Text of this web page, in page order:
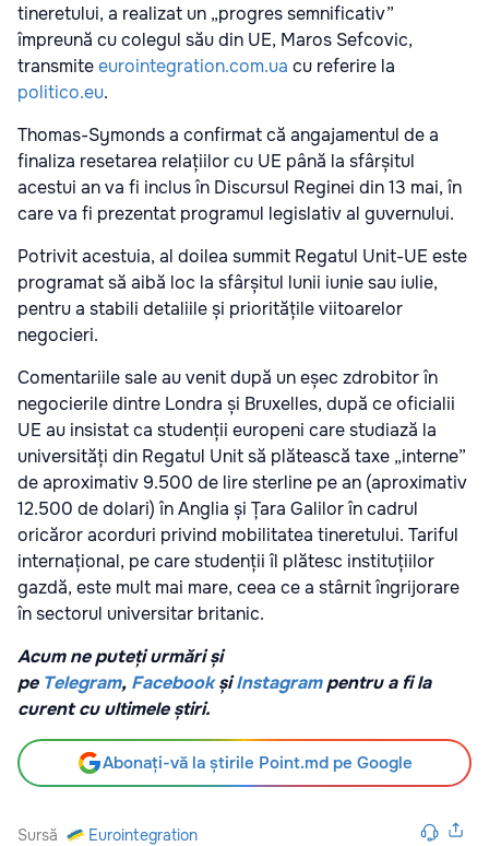
tineretului, a realizat un „progres semnificativ”
împreună cu colegul său din UE, Maros Sefcovic,
transmiteeurointegration.com.ua cu referire la
politico.eu.
Thomas-Symonds a confirmat că angajamentul de a
finaliza resetarea relațiilor cu UE până la sfârșitul
acestui an va fi inclus în Discursul Reginei din 13 mai, în
care va fi prezentat programul legislativ al guvernului.
Potrivit acestuia, al doilea summit Regatul Unit-UE este
programat să aibă loc la sfârșitul lunii iunie sau iulie,
pentru a stabili detaliile și prioritățile viitoarelor
negocieri.
Comentariile sale au venit după un eșec zdrobitor în
negocierile dintre Londra și Bruxelles, după ce oficialii
UE au insistat ca studenții europeni care studiază la
universități din Regatul Unit să plătească taxe „interne”
de aproximativ 9.500 de lire sterline pe an (aproximativ
12.500 de dolari) în Anglia și Țara Galilor în cadrul
oricăror acorduri privind mobilitatea tineretului. Tariful
internațional, pe care studenții îl plătesc instituțiilor
gazdă, este mult mai mare, ceea ce a stârnit îngrijorare
în sectorul universitar britanic.
Acum ne puteți urmări și
pe Telegram, Facebook șiInstagrampentru a fi la
curent cu ultimele știri.
Abonați-vă la știrile Point.md pe Google
Sursă Eurointegration